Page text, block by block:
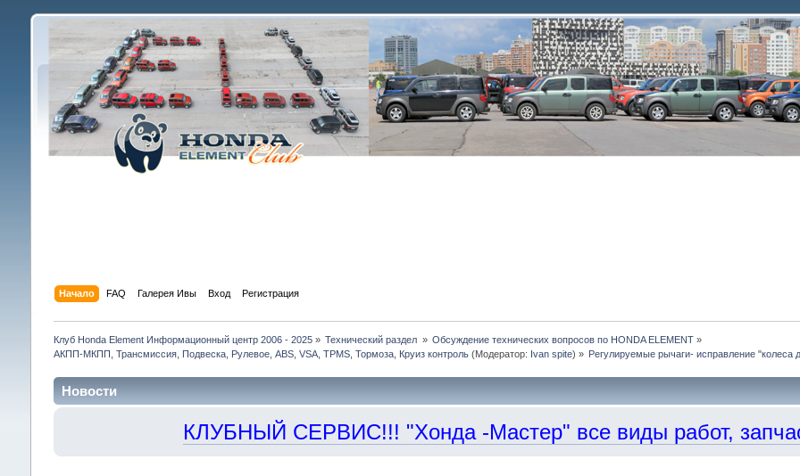
Начало FAQ Галерея Ивы Вход Регистрация
Клуб Honda Element Информационный центр 2006 - 2025» Технический раздел » Обсуждение технических вопросов по HONDA ELEMENT »
АКПП-МКПП, Трансмиссия, Подвеска, Рулевое, ABS, VSA, TPMS, Тормоза, Круиз контроль(Модератор: Ivan spite) » Регулируемые рычаги- исправление "колеса
Новости
КЛУБНЫЙ СЕРВИС!!! "Хонда -Мастер" все виды работ,